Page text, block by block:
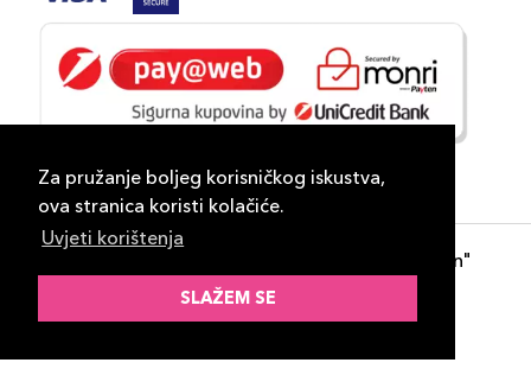
Za pružanje boljeg korisničkog iskustva,
ova stranica koristi kolačiće.
Uvjeti korištenja
SLAŽEM SE
- "DP Lux Distribution"
d.o.o. Banja Luka
ID-S Consulting d.o.o. Sarajevo